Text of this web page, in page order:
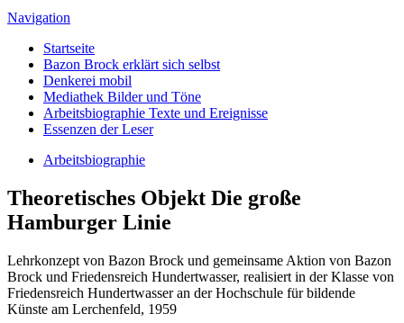
Navigation
Startseite
Bazon Brock erklärt sich selbst
Denkerei mobil
Mediathek Bilder und Töne
Arbeitsbiographie Texte und Ereignisse
Essenzen der Leser
Arbeitsbiographie
Theoretisches Objekt Die große
Hamburger Linie
Lehrkonzept von Bazon Brock und gemeinsame Aktion von Bazon
Brock und Friedensreich Hundertwasser, realisiert in der Klasse von
Friedensreich Hundertwasser an der Hochschule für bildende
Künste am Lerchenfeld, 1959